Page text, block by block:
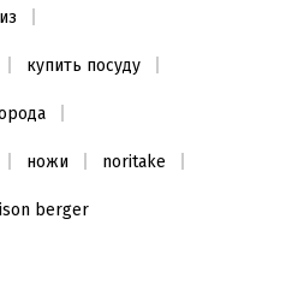
купить посуду
ножи noritake
berger